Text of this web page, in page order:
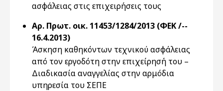
ασφάλειας στις επιχειρήσεις τους
Αρ. Πρωτ. οικ. 11453/1284/2013 (ΦΕΚ /--
16.4.2013)
Άσκηση καθηκόντων τεχνικού ασφάλειας
από τον εργοδότη στην επιχείρησή του –
Διαδικασία αναγγελίας στην αρμόδια
υπηρεσία του ΣΕΠΕ